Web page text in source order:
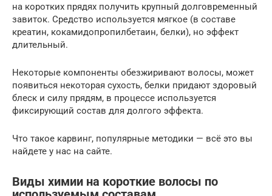
на коротких прядях получить крупный долговременный
завиток. Средство используется мягкое (в составе
креатин, кокамидопропилбетаин, белки), но эффект
длительный.
Некоторые компоненты обезжиривают волосы, может
появиться некоторая сухость, белки придают здоровый
блеск и силу прядям, в процессе используется
фиксирующий состав для долгого эффекта.
Что такое карвинг, популярные методики — всё это вы
найдете у нас на сайте.
Виды химии на короткие волосы по